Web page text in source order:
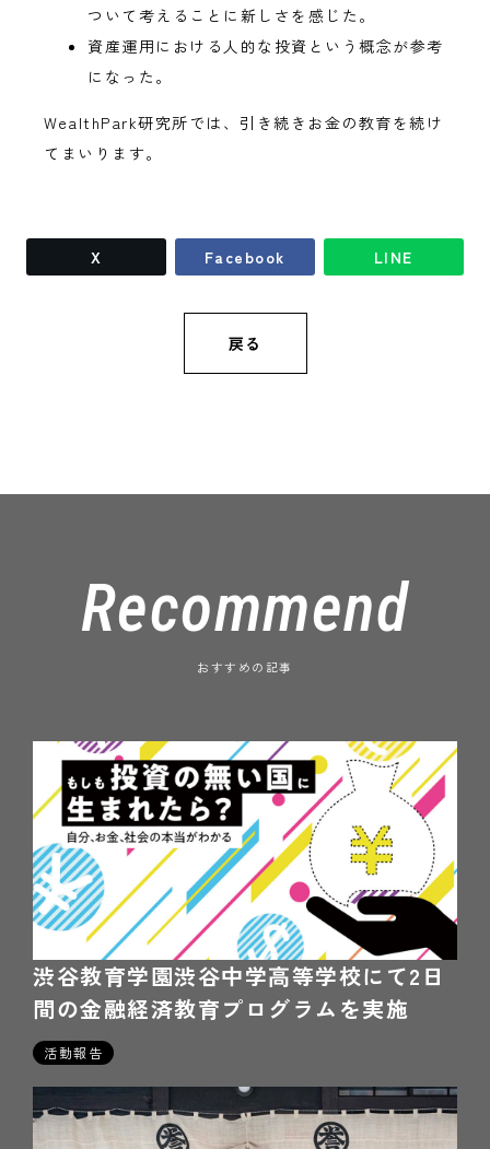
ついて考えることに新しさを感じた。
資産運用における人的な投資という概念が参考
になった。
WealthPark研究所では、引き続きお金の教育を続け
てまいります。
X Facebook LINE
戻る
Recommend
おすすめの記事
渋谷教育学園渋谷中学高等学校にて2日
間の金融経済教育プログラムを実施
活動報告